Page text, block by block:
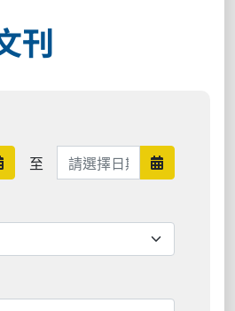
刊
期範圍開始
至 日期範圍結束
日期範圍結束